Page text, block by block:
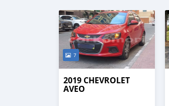
7
2019 CHEVROLET
AVEO